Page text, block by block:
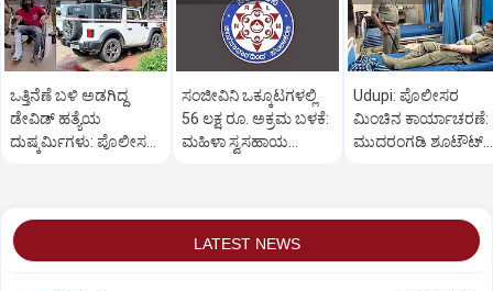
ಒತ್ತಿನೆಣೆ ಬಳಿ ಅಡಗಿದ್ದ
ಡೇವಿಡ್‌ ಹತ್ಯೆಯ
ದುಷ್ಕರ್ಮಿಗಳು: ಪೊಲೀಸರ
ಸಂಜೀವಿನಿ ಒಕ್ಕೂಟಗಳಲ್ಲಿ
56 ಲಕ್ಷ ರೂ. ಅಕ್ರಮ ಬಳಕೆ:
ಮಹಿಳಾ ಸ್ವಸಹಾಯ
Udupi: ಪೊಲೀಸರ
ಮಿಂಚಿನ ಕಾರ್ಯಾಚರಣೆ:
ಮುದರಂಗಡಿ ಶೂಟೌಟ್‌
LATEST NEWS